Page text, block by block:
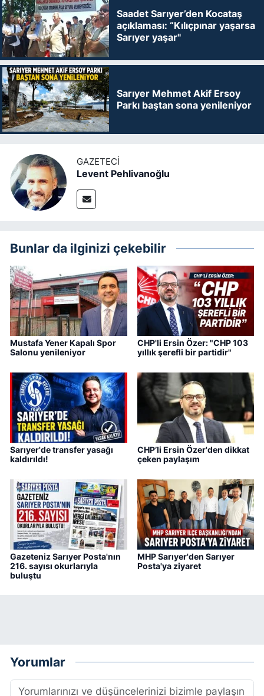
Saadet Sarıyer’den Kocataş
açıklaması: “Kılıçpınar yaşarsa
Sarıyer yaşar"
Sarıyer Mehmet Akif Ersoy
Parkı baştan sona yenileniyor
GAZETECI
Levent Pehlivanoğlu
Bunlar da ilginizi çekebilir
Mustafa Yener Kapalı Spor
Salonu yenileniyor
CHP'li Ersin Özer: "CHP 103
yıllık şerefli bir partidir"
Sarıyer'de transfer yasağı
kaldırıldı!
CHP’li Ersin Özer'den dikkat
çeken paylaşım
Gazeteniz Sarıyer Posta'nın
216. sayısı okurlarıyla
buluştu
MHP Sarıyer'den Sarıyer
Posta'ya ziyaret
Yorumlar